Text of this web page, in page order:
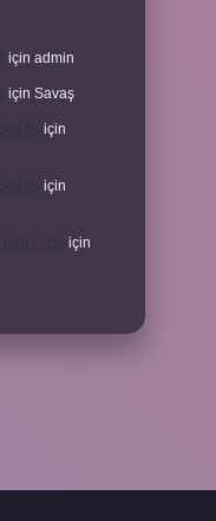
için admin
için Savaş
için
için
için